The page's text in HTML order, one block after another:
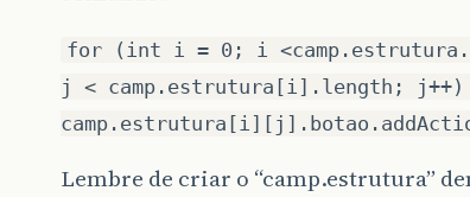
for (int i = 0; i
j < camp.estrutura[i].length; j++)
Lembre de criar o “camp.estrutura”